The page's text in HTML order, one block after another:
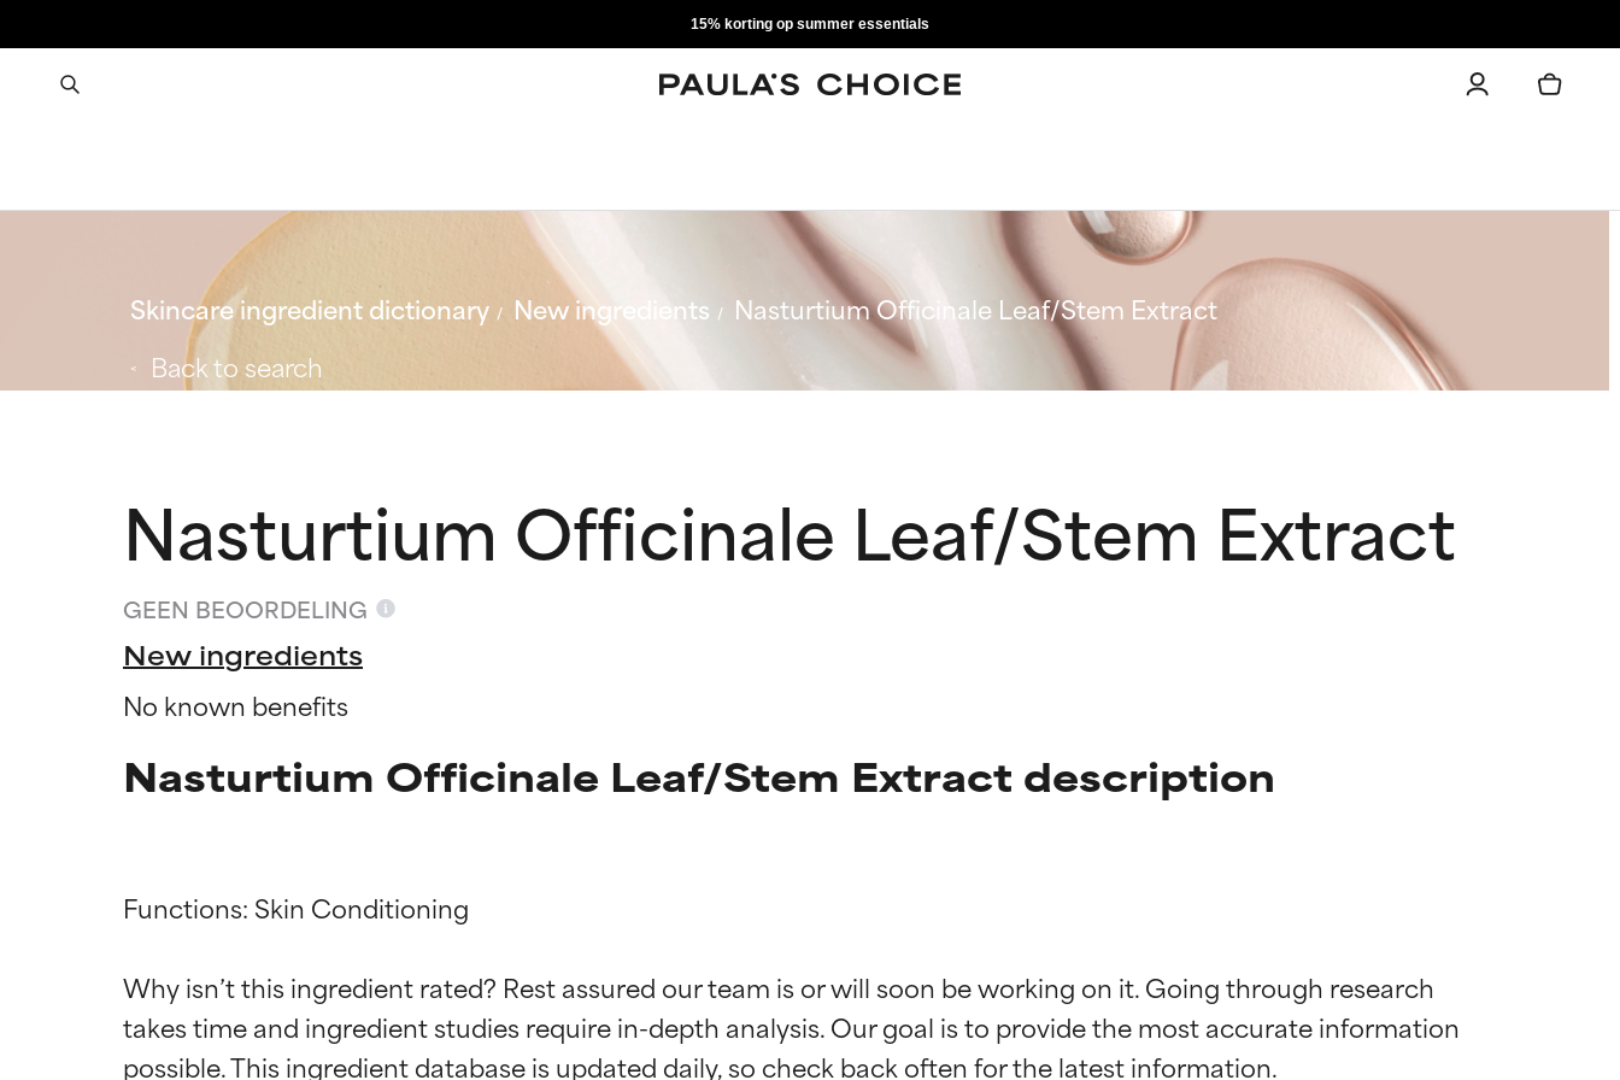
15% korting op summer essentials
Skincare ingredient dictionary New ingredients
Nasturtium Officinale Leaf/Stem Extract
Back to search
Nasturtium Officinale Leaf/Stem Extract
GEEN BEOORDELING
New ingredients
No known benefits
Nasturtium Officinale Leaf/Stem Extract description
Functions: Skin Conditioning
Why isn’t this ingredient rated? Rest assured our team is or will soon be working on it. Going through research
takes time and ingredient studies require in-depth analysis. Our goal is to provide the most accurate information
Beoordelingen van ingrediënten
BESTE
Beoordelingen van ingrediënten
BESTE